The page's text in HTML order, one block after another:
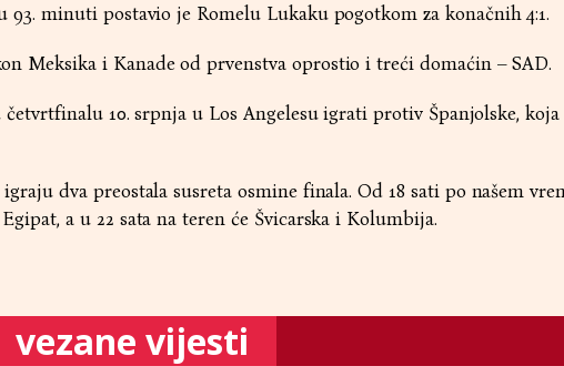
93. minuti postavio je Romelu Lukaku pogotkom za konačnih 4:1.
Meksika i Kanade od prvenstva oprostio i treći domaćin – SAD.
četvrtfinalu 10. srpnja u Los Angelesu igrati protiv Španjolske, koja
dva preostala susreta osmine finala. Od 18 sati po našem
a u 22 sata na teren će Švicarska i Kolumbija.
vezane vijesti